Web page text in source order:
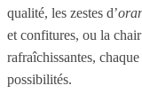
qualité, les zestes d’
et confitures, ou la chair
rafraîchissantes,
possibilités.